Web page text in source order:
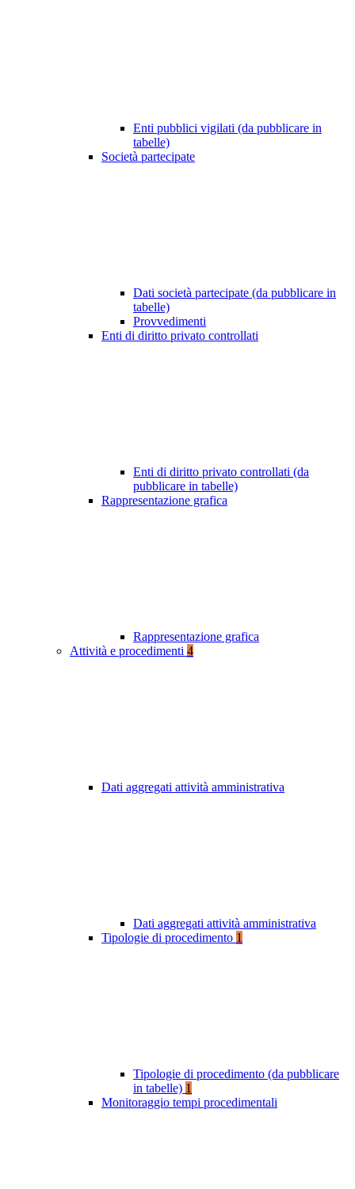
Enti pubblici vigilati (da pubblicare in
tabelle)
Società partecipate
Dati società partecipate (da pubblicare in
tabelle)
Provvedimenti
Enti di diritto privato controllati
Enti di diritto privato controllati (da
pubblicare in tabelle)
Rappresentazione grafica
Rappresentazione grafica
Attività e procedimenti 4
Dati aggregati attività amministrativa
Dati aggregati attività amministrativa
Tipologie di procedimento 1
Tipologie di procedimento (da pubblicare
in tabelle) 1
Monitoraggio tempi procedimentali